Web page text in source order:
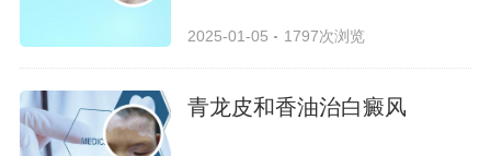
2025-01-05 1797次浏览
青龙皮和香油治白癜风